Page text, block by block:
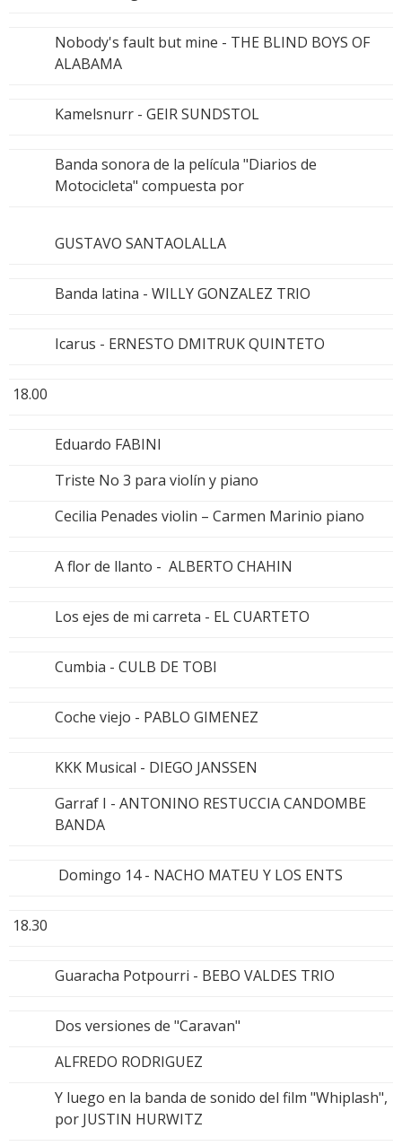
Nobody's fault but mine - THE BLIND BOYS OF
ALABAMA
Kamelsnurr - GEIR SUNDSTOL
Banda sonora de la película "Diarios de
Motocicleta" compuesta por
GUSTAVO SANTAOLALLA
Banda latina - WILLY GONZALEZ TRIO
Icarus - ERNESTO DMITRUK QUINTETO
18.00
Eduardo FABINI
Triste No 3 para violín y piano
Cecilia Penades violin – Carmen Marinio piano
A flor de llanto - ALBERTO CHAHIN
Los ejes de mi carreta - EL CUARTETO
Cumbia - CULB DE TOBI
Coche viejo - PABLO GIMENEZ
KKK Musical - DIEGO JANSSEN
Garraf I - ANTONINO RESTUCCIA CANDOMBE
BANDA
Domingo 14 - NACHO MATEU Y LOS ENTS
18.30
Guaracha Potpourri - BEBO VALDES TRIO
Dos versiones de "Caravan"
ALFREDO RODRIGUEZ
Y luego en la banda de sonido del film "Whiplash",
por JUSTIN HURWITZ